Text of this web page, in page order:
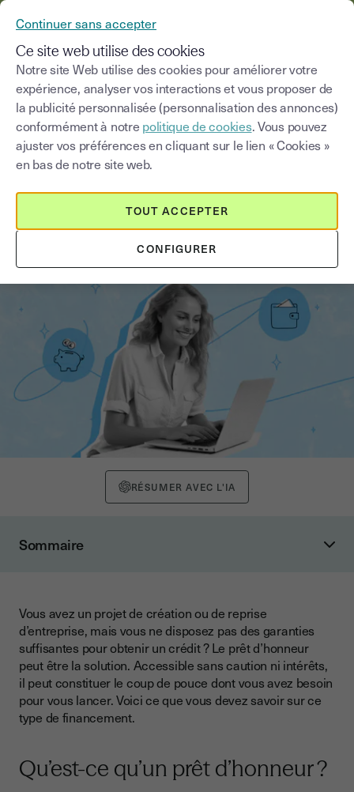
Blog
Choisir une catégorie Saisissez un terme
Tout savoir sur le prêt d’honneur
RÉSUMER AVEC L'IA
Sommaire
Les types d’emprunts
À qui s’adresse le prêt d’honneur ?
Les personnes éligibles
Les sociétés non éligibles
Les conditions d'attribution
La nature et les conditions
Vous avez un projet de création ou de reprise
d’entreprise, mais vous ne disposez pas des garanties
suffisantes pour obtenir un crédit ? Le prêt d’honneur
peut être la solution. Accessible sans caution ni intérêts,
il peut constituer le coup de pouce dont vous avez besoin
pour vous lancer. Voici ce que vous devez savoir sur ce
type de financement.
Qu’est-ce qu’un prêt d’honneur ?
Continuer sans accepter
Ce site web utilise des cookies
Notre site Web utilise des cookies pour améliorer votre
expérience, analyser vos interactions et vous proposer de
la publicité personnalisée (personnalisation des annonces)
conformément à notre politique de cookies. Vous pouvez
ajuster vos préférences en cliquant sur le lien « Cookies »
en bas de notre site web.
CONFIGURER
TOUT ACCEPTER